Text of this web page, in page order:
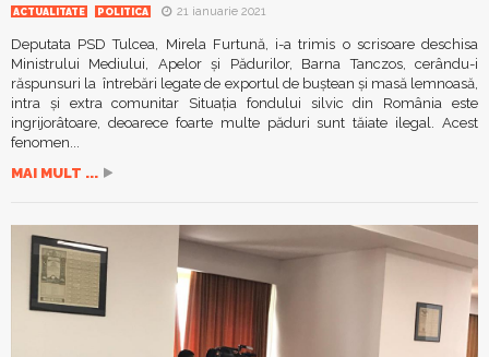
ACTUALITATE POLITICA 21 ianuarie 2021
Deputata PSD Tulcea, Mirela Furtună, i-a trimis o scrisoare deschisa
Ministrului Mediului, Apelor şi Pădurilor, Barna Tanczos, cerându-i
răspunsuri la întrebări legate de exportul de buştean şi masă lemnoasă,
intra şi extra comunitar Situația fondului silvic din România este
ingrijorâtoare, deoarece foarte multe păduri sunt tăiate ilegal. Acest
fenomen...
MAI MULT ...